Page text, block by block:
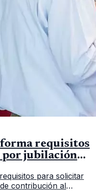
requisitos
por jubilación
para solicitar
contribución al